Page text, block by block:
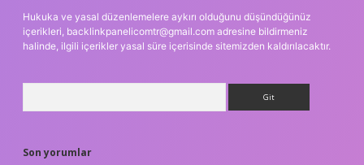
Hukuka ve yasal düzenlemelere aykırı olduğunu düşündüğünüz
içerikleri, backlinkpanelicomtr@gmail.com adresine bildirmeniz
halinde, ilgili içerikler yasal süre içerisinde sitemizden kaldırılacaktır.
Son yorumlar